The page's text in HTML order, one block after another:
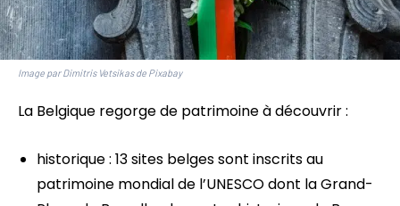
Image par Dimitris Vetsikas de Pixabay
La Belgique regorge de patrimoine à découvrir :
historique : 13 sites belges sont inscrits au
patrimoine mondial de l’UNESCO dont la Grand-